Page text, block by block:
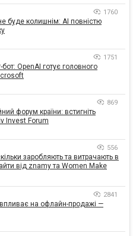
1760
буде колишнім: AI повністю
1751
OpenAI готує головного
869
форум країни: встигніть
Invest Forum
556
заробляють та витрачають в
від znamy та Women Make
2841
впливає на офлайн-продажі —